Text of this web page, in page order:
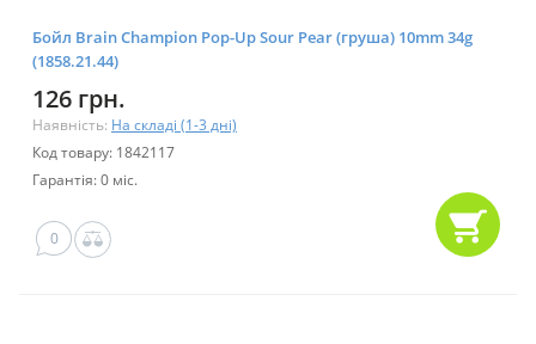
Бойл Brain Champion Pop-Up Sour Pear (груша) 10mm 34g
(1858.21.44)
126 грн.
Наявність: На складі (1-3 дні)
Код товару: 1842117
Гарантія: 0 міс.
0